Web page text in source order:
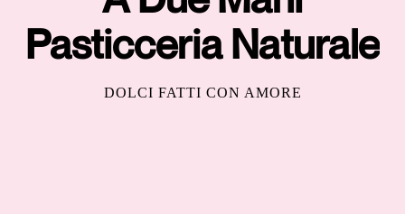
Pasticceria Naturale
DOLCI FATTI CON AMORE